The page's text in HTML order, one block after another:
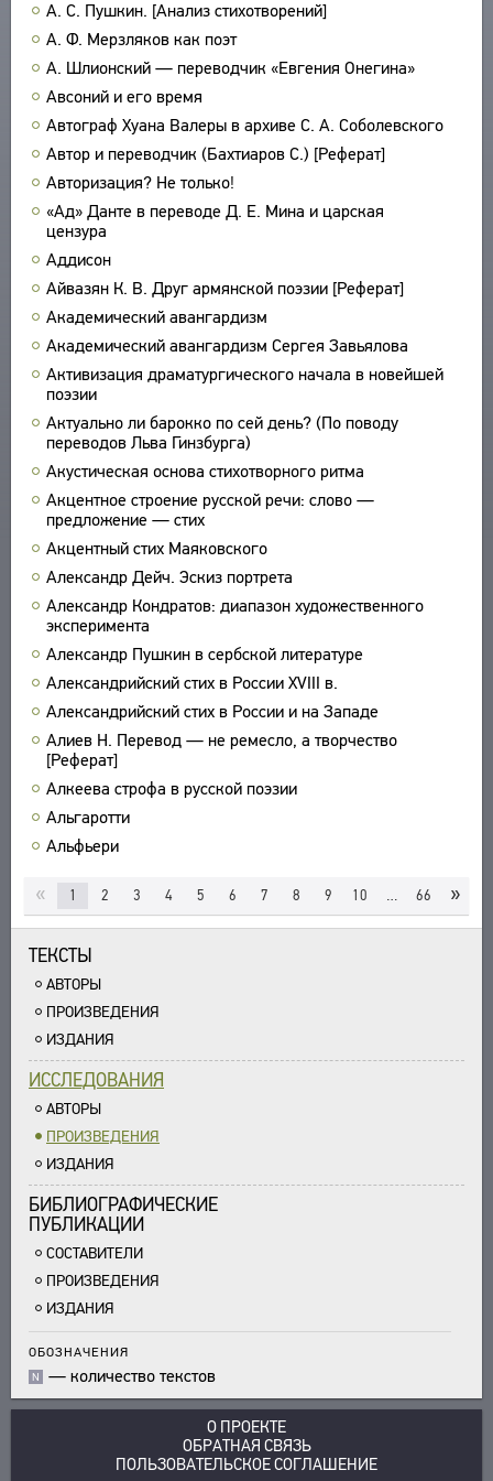
А. С. Пушкин. [Анализ стихотворений]
А. Ф. Мерзляков как поэт
А. Шлионский — переводчик «Евгения Онегина»
Авсоний и его время
Автограф Хуана Валеры в архиве С. А. Соболевского
Автор и переводчик (Бахтиаров С.) [Реферат]
Авторизация? Не только!
«Ад» Данте в переводе Д. Е. Мина и царская
цензура
Аддисон
Айвазян К. В. Друг армянской поэзии [Реферат]
Академический авангардизм
Академический авангардизм Сергея Завьялова
Активизация драматургического начала в новейшей
поэзии
Актуально ли барокко по сей день? (По поводу
переводов Льва Гинзбурга)
Акустическая основа стихотворного ритма
Акцентное строение русской речи: слово —
предложение — стих
Акцентный стих Маяковского
Александр Дейч. Эскиз портрета
Александр Кондратов: диапазон художественного
эксперимента
Александр Пушкин в сербской литературе
Александрийский стих в России XVIII в.
Александрийский стих в России и на Западе
Алиев Н. Перевод — не ремесло, а творчество
[Реферат]
Алкеева строфа в русской поэзии
Альгаротти
Альфьери
« 1 2 3 4 5 6 7 8 9 10 … 66 »
ТЕКСТЫ
АВТОРЫ
ПРОИЗВЕДЕНИЯ
ИЗДАНИЯ
ИССЛЕДОВАНИЯ
АВТОРЫ
ПРОИЗВЕДЕНИЯ
ИЗДАНИЯ
БИБЛИОГРАФИЧЕСКИЕ
ПУБЛИКАЦИИ
СОСТАВИТЕЛИ
ПРОИЗВЕДЕНИЯ
ИЗДАНИЯ
ОБОЗНАЧЕНИЯ
N — количество текстов
О ПРОЕКТЕ
ОБРАТНАЯ СВЯЗЬ
ПОЛЬЗОВАТЕЛЬСКОЕ СОГЛАШЕНИЕ
ПРОИЗВЕДЕНИЯ
ИЗДАНИЯ
ЭНЦИКЛОПЕДИЯ
СЛОВНИК
ВСЕ БИОСПРАВКИ
ПОЭТЫ
ПЕРЕВОДЧИКИ
ИССЛЕДОВАТЕЛИ
ТЕЗАУРУС
СТРУКТУРА
УКАЗАТЕЛЬ ТЕРМИНОВ
ПОИСК
О ПРОЕКТЕ
ЦЕЛИ ПРОЕКТА
ПОДСИСТЕМЫ
БИБЛИОТЕКА
ЭНЦИКЛОПЕДИЯ
ТЕЗАУРУС
ФУНКЦИОНАЛЬНОСТЬ
УКАЗАТЕЛИ
ПОИСК
СВЯЗИ
СОЗДАТЕЛИ ПРОЕКТА
ОБРАТНАЯ СВЯЗЬ
ПОЛЬЗОВАТЕЛЬСКОЕ СОГЛАШЕНИЕ
ЗАКЛАДКИ